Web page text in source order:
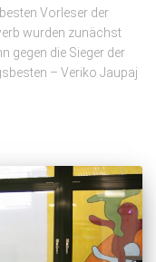
Vorleser der
wurden zunächst
gegen die Sieger der
– Veriko Jaupaj